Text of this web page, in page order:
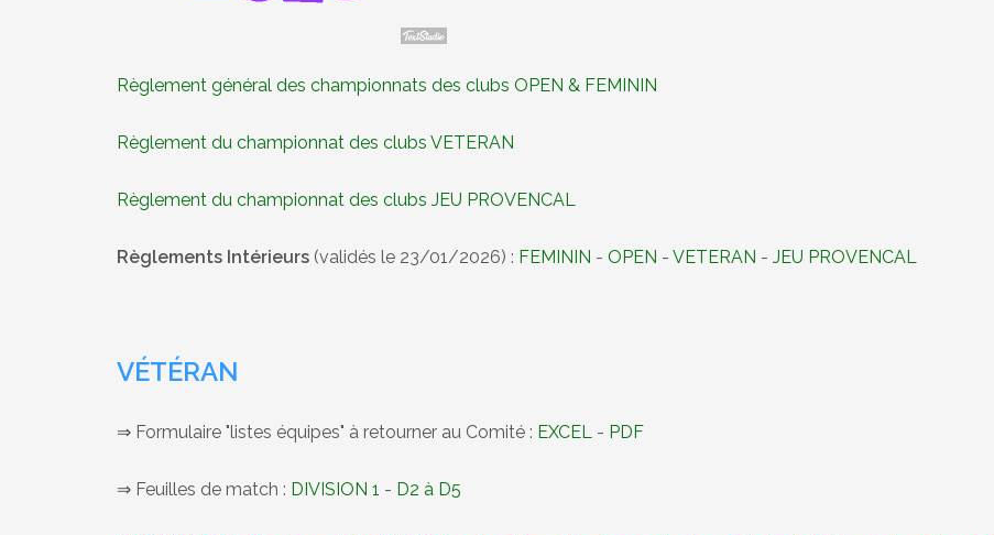
Règlement général des championnats des clubs OPEN & FEMININ
Règlement du championnat des clubs VETERAN
Règlement du championnat des clubs JEU PROVENCAL
Règlements Intérieurs (validés le 23/01/2026) : FEMININ - OPEN - VETERAN - JEU PROVENCAL
VÉTÉRAN
⇒ Formulaire "listes équipes" à retourner au Comité : EXCEL - PDF
⇒ Feuilles de match : DIVISION 1 - D2 à D5